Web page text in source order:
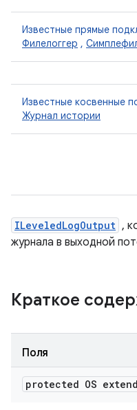
Известные прямые
Филелоггер ,
Известные косвенные
Журнал истории
ILeveledLogOutput ,
журнала в выходной
Краткое
Поля
protected OS